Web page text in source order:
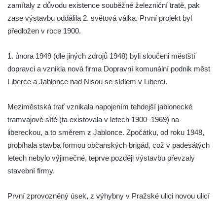
zamítaly z důvodu existence souběžné železniční tratě, pak
zase výstavbu oddálila 2. světová válka. První projekt byl
předložen v roce 1900.
1. února 1949 (dle jiných zdrojů 1948) byli sloučeni městští
dopravci a vznikla nová firma Dopravní komunální podnik měst
Liberce a Jablonce nad Nisou se sídlem v Liberci.
Meziměstská trať vznikala napojením tehdejší jablonecké
tramvajové sítě (ta existovala v letech 1900–1969) na
libereckou, a to směrem z Jablonce. Zpočátku, od roku 1948,
probíhala stavba formou občanských brigád, což v padesátých
letech nebylo výjimečné, teprve později výstavbu převzaly
stavební firmy.
První zprovozněný úsek, z výhybny v Pražské ulici novou ulicí